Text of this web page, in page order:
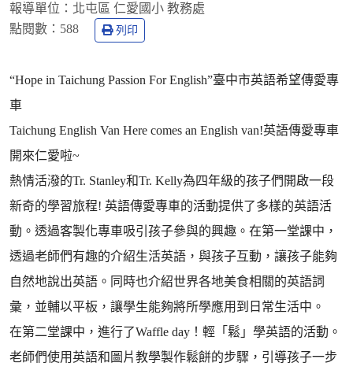
報導單位： 北屯區 仁愛國小 教務處
點閱數： 588 列印
“Hope in Taichung Passion For English”臺中市英語希望傳愛專
車
Taichung English Van Here comes an English van!英語傳愛專車
開來仁愛啦~
熱情活潑的Tr. Stanley和Tr. Kelly為四年級的孩子們開啟一段
新奇的學習旅程! 英語傳愛專車的活動提供了多樣的英語活
動。透過客製化專車吸引孩子參與的興趣。在第一堂課中，
透過老師們有趣的介紹生活英語，與孩子互動，讓孩子能夠
自然地說出英語。同時也介紹世界各地美食相關的英語詞
彙，並輔以平板，讓學生能夠將所學應用到日常生活中。
在第二堂課中，進行了Waffle day！輕「鬆」學英語的活動。
老師們使用英語和圖片教學製作鬆餅的步驟，引導孩子一步